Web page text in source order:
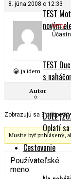
TEST
novým
TEST
s
DUEL
Oplatí
Cestovanie
8. júna 2008 o 12:33
betty
😁 ja idem
Autor
Zobrazujú sa 3
Musíte byť prihlásený,
Používateľské
meno: